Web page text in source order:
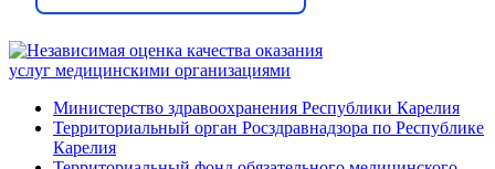
Министерство здравоохранения Республики Карелия
Территориальный орган Росздравнадзора по Республике
Карелия